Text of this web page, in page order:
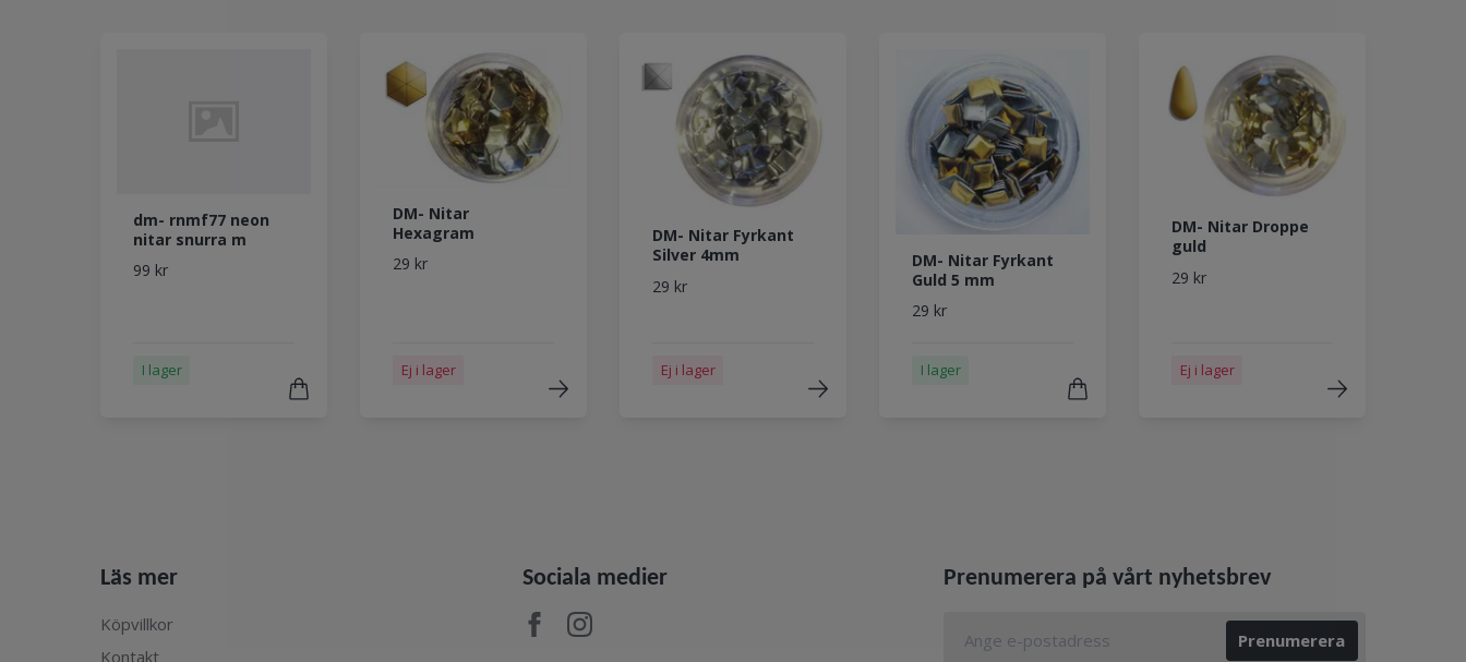
dm- rnmf77 neon
nitar snurra m
99 kr
I lager
DM- Nitar
Hexagram
29 kr
Ej i lager
DM- Nitar Fyrkant
Silver 4mm
29 kr
Ej i lager
DM- Nitar Fyrkant
Guld 5 mm
29 kr
I lager
DM- Nitar Droppe
guld
29 kr
Ej i lager
Läs mer
Köpvillkor
Kontakt
Sociala medier Prenumerera på vårt nyhetsbrev
Prenumerera